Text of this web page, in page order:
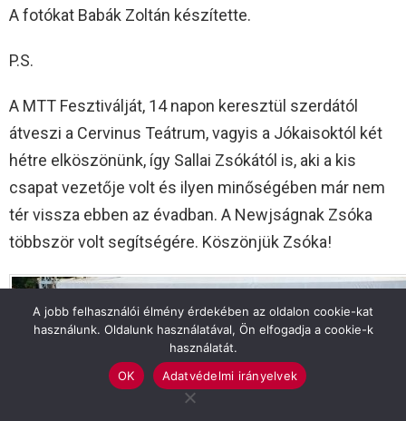
A fotókat Babák Zoltán készítette.
P.S.
A MTT Fesztiválját, 14 napon keresztül szerdától
átveszi a Cervinus Teátrum, vagyis a Jókaisoktól két
hétre elköszönünk, így Sallai Zsókától is, aki a kis
csapat vezetője volt és ilyen minőségében már nem
tér vissza ebben az évadban. A Newjságnak Zsóka
többször volt segítségére. Köszönjük Zsóka!
A jobb felhasználói élmény érdekében az oldalon cookie-kat
használunk. Oldalunk használatával, Ön elfogadja a cookie-k
használatát.
OK
Adatvédelmi irányelvek